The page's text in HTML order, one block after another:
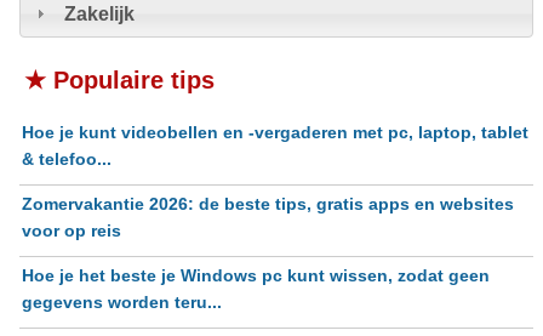
Zakelijk
★ Populaire tips
Hoe je kunt videobellen en -vergaderen met pc, laptop, tablet
& telefoo...
Zomervakantie 2026: de beste tips, gratis apps en websites
voor op reis
Hoe je het beste je Windows pc kunt wissen, zodat geen
gegevens worden teru...